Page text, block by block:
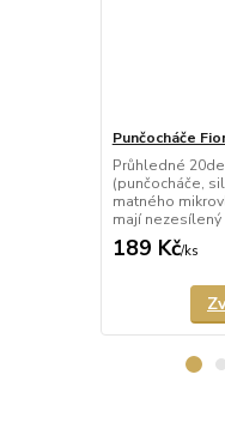
Punčocháče
Průhledné
(punčocháče,
matného
mají nezesílený
189 Kč/ks